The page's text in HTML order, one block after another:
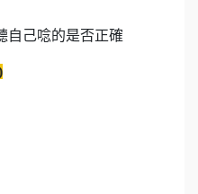
自己唸的是否正確